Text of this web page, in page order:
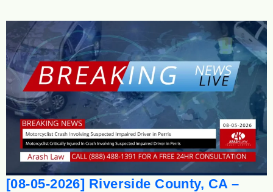
[08-05-2026] Riverside County, CA –